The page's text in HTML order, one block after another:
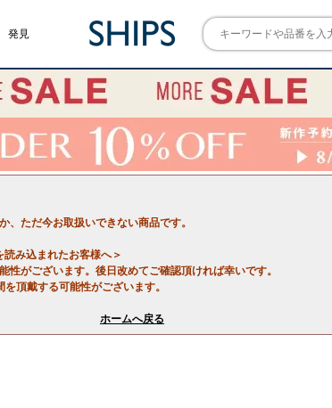
発見
、ただ今お取扱いできない商品です。
読み込まれたお客様へ＞
性がございます。後日改めてご確認頂ければ幸いです。
頂戴する可能性がございます。
ホームへ戻る